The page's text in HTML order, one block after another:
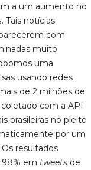
a um aumento no
. Tais notícias
com
muito
uma
usando redes
de 2 milhões de
com a API
brasileiras no pleito
por um
resultados
98% em tweetsde